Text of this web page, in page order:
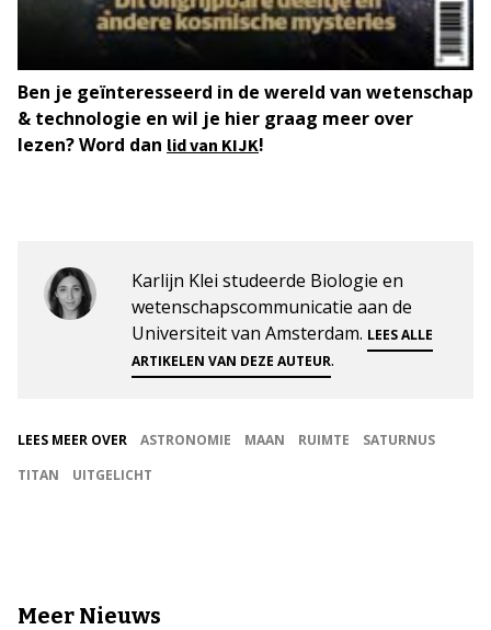
Ben je geïnteresseerd in de wereld van wetenschap
& technologie en wil je hier graag meer over
lezen? Word dan lid van KIJK!
Karlijn Klei studeerde Biologie en
wetenschapscommunicatie aan de
Universiteit van Amsterdam. LEES ALLE
ARTIKELEN VAN DEZE AUTEUR.
LEES MEER OVER ASTRONOMIE MAAN RUIMTE
SATURNUS
TITAN
UITGELICHT
Meer Nieuws